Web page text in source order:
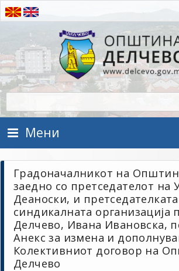
Прескокнете на содржината
Општина Делчево
Општина Делчево
Мени
Градоначалникот на
заедно со претседателот на
Деаноски, и
синдикалната
Делчево, Ивана Ивановска,
Анекс за измена и
Колективниот договор на
Делчево